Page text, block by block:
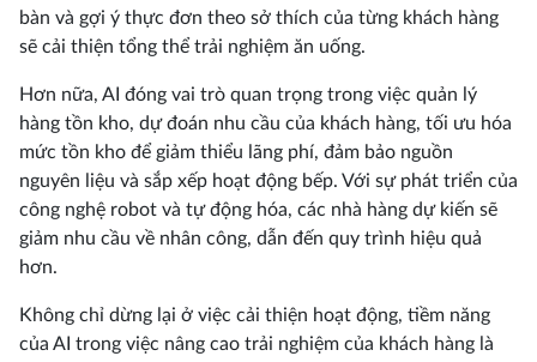
bàn và gợi ý thực đơn theo sở thích của từng khách hàng
sẽ cải thiện tổng thể trải nghiệm ăn uống.
Hơn nữa, AI đóng vai trò quan trọng trong việc quản lý
hàng tồn kho, dự đoán nhu cầu của khách hàng, tối ưu hóa
mức tồn kho để giảm thiểu lãng phí, đảm bảo nguồn
nguyên liệu và sắp xếp hoạt động bếp. Với sự phát triển của
công nghệ robot và tự động hóa, các nhà hàng dự kiến sẽ
giảm nhu cầu về nhân công, dẫn đến quy trình hiệu quả
hơn.
Không chỉ dừng lại ở việc cải thiện hoạt động, tiềm năng
của AI trong việc nâng cao trải nghiệm của khách hàng là